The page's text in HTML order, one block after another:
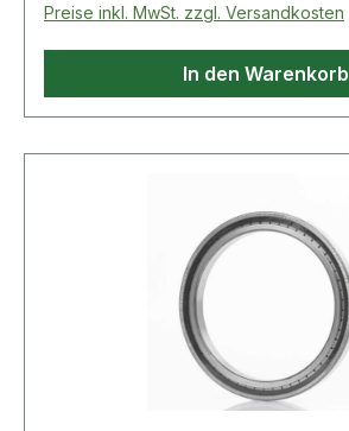
Preise inkl. MwSt. zzgl. Versandkosten
In den Warenkorb